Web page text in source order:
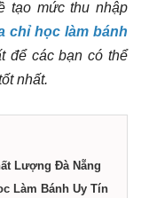
tạo mức thu nhập
chỉ học làm bánh
để các bạn có thể
nhất.
Lượng Đà Nẵng
Làm Bánh Uy Tín